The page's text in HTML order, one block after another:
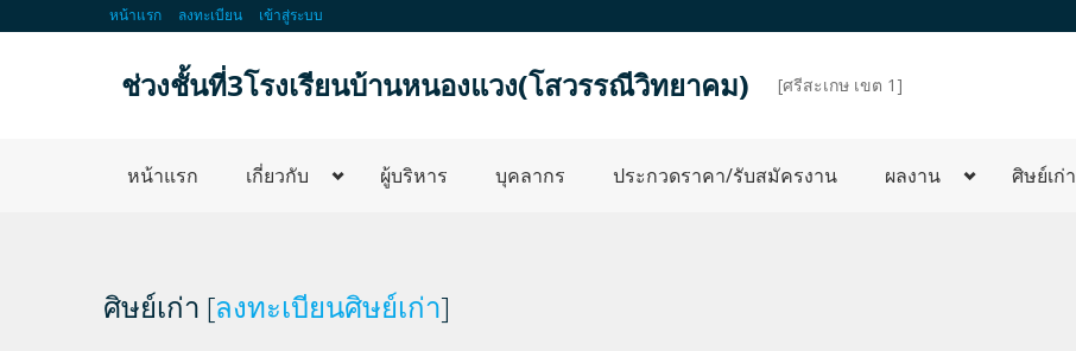
หน้าแรก ลงทะเบียน เข้าสู่ระบบ
ช่วงชั้นที่3โรงเรียนบ้านหนองแวง(โสวรรณีวิทยาคม) [ศรีสะเกษ เขต 1]
หน้าแรก เกี่ยวกับ ผู้บริหาร บุคลากร ประกวดราคา/รับสมัครงาน ผลงาน ศิษย์เก่า
ศิษย์เก่า [ลงทะเบียนศิษย์เก่า]